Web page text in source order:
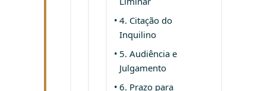
4. Citação do
Inquilino
5. Audiência e
Julgamento
6. Prazo para